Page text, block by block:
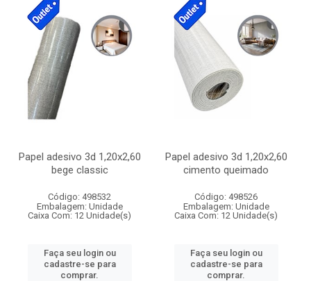
Papel adesivo 3d 1,20x2,60
bege classic
Código: 498532
Embalagem: Unidade
Caixa Com: 12 Unidade(s)
Faça seu login ou
cadastre-se para
comprar.
Papel adesivo 3d 1,20x2,60
cimento queimado
Código: 498526
Embalagem: Unidade
Caixa Com: 12 Unidade(s)
Faça seu login ou
cadastre-se para
comprar.